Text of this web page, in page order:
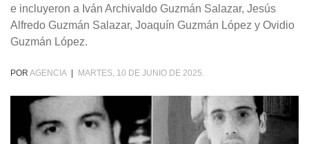
e incluyeron a Iván Archivaldo Guzmán Salazar, Jesús
Alfredo Guzmán Salazar, Joaquín Guzmán López y Ovidio
Guzmán López.
POR AGENCIA MARTES, 10 DE JUNIO DE 2025.